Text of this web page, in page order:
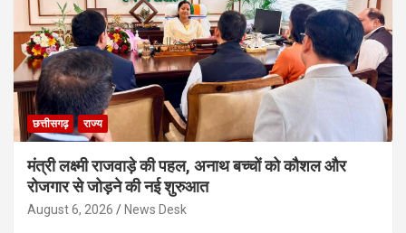
छत्तीसगढ़ राज्य
मंत्री लक्ष्मी राजवाड़े की पहल, अनाथ बच्चों को कौशल और
रोजगार से जोड़ने की नई शुरुआत
August 6, 2026 News Desk